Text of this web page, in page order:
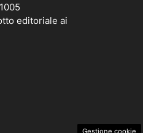
editoriale ai
Gestione cookie